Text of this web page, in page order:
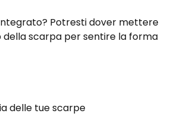
Potresti dover mettere
della scarpa per sentire la forma
delle tue scarpe